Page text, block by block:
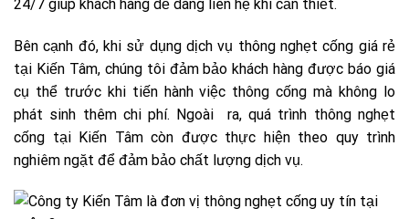
24/7 giúp khách hàng dễ dàng liên hệ khi cần thiết.
Bên cạnh đó, khi sử dụng dịch vụ thông nghẹt cống giá rẻ
tại Kiến Tâm, chúng tôi đảm bảo khách hàng được báo giá
cụ thể trước khi tiến hành việc thông cống mà không lo
phát sinh thêm chi phí. Ngoài ra, quá trình thông nghẹt
cống tại Kiến Tâm còn được thực hiện theo quy trình
nghiêm ngặt để đảm bảo chất lượng dịch vụ.